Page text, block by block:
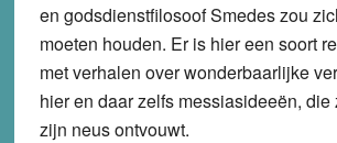
en godsdienstfilosoof Smedes zou
moeten houden. Er is hier een soort
met verhalen over wonderbaarlijke
hier en daar zelfs messiasideeën, die
zijn neus ontvouwt.